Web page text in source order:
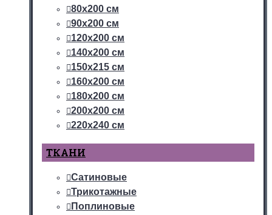
80х200 см
90х200 см
120х200 см
140х200 см
150х215 см
160х200 см
180х200 см
200х200 см
220х240 см
ТКАНИ
Сатиновые
Трикотажные
Поплиновые